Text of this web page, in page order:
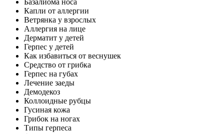
Капли от аллергии
Ветрянка у взрослых
Аллергия на лице
Дерматит у детей
Герпес у детей
Как избавиться от веснушек
Средство от грибка
Герпес на губах
Лечение заеды
Демодекоз
Коллоидные рубцы
Гусиная кожа
Грибок на ногах
Типы герпеса